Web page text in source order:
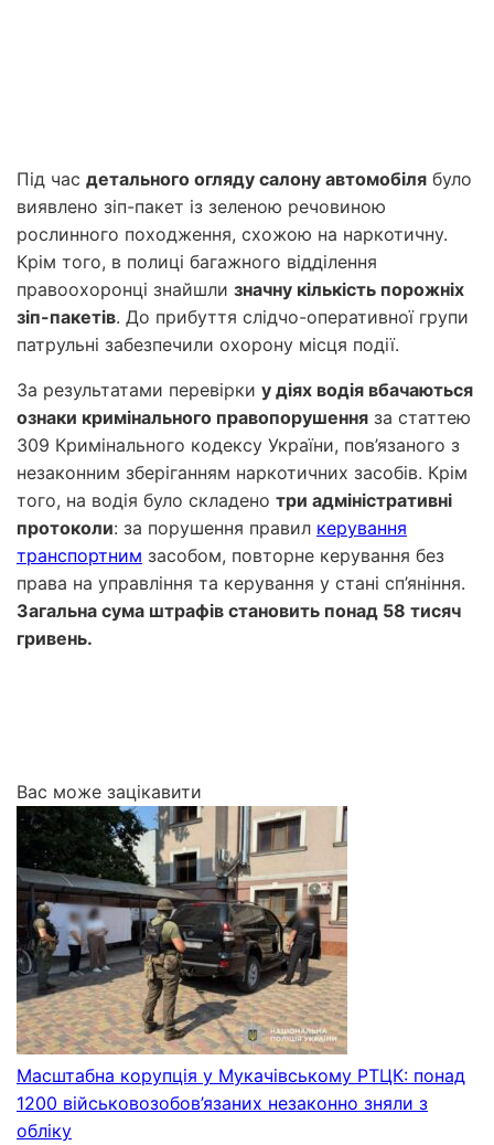
Під час детального огляду салону автомобіля було
виявлено зіп-пакет із зеленою речовиною
рослинного походження, схожою на наркотичну.
Крім того, в полиці багажного відділення
правоохоронці знайшли значну кількість порожніх
зіп-пакетів. До прибуття слідчо-оперативної групи
патрульні забезпечили охорону місця події.
За результатами перевірки у діях водія вбачаються
ознаки кримінального правопорушення за статтею
309 Кримінального кодексу України, пов’язаного з
незаконним зберіганням наркотичних засобів. Крім
того, на водія було складено три адміністративні
протоколи: за порушення правил керування
транспортним засобом, повторне керування без
права на управління та керування у стані сп’яніння.
Загальна сума штрафів становить понад 58 тисяч
гривень.
Вас може зацікавити
Масштабна корупція у Мукачівському РТЦК: понад
1200 військовозобов’язаних незаконно зняли з
обліку